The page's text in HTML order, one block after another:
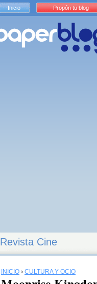
Revista Cine
INICIO › CULTURA Y OCIO
Inicio Propón tu blog